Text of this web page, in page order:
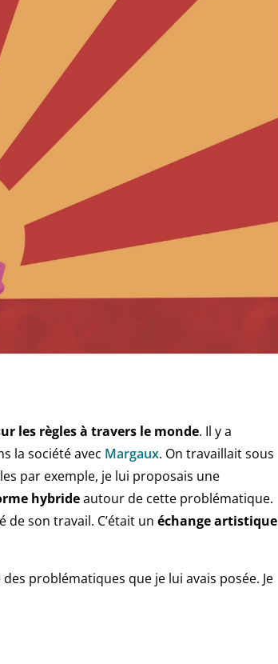
les règles à travers le monde. Il y a
la société avec Margaux. On travaillait sous
par exemple, je lui proposais une
hybrideautour de cette problématique.
son travail. C’était un échange artistique
problématiques que je lui avais posée. Je